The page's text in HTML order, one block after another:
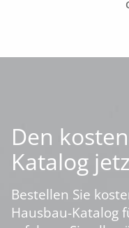
Den
Katalog
Bestellen Sie
Hausbau-Katalog